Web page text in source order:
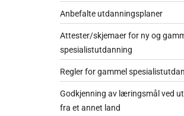
Anbefalte utdanningsplaner
Attester/skjemaer for ny og
spesialistutdanning
Regler for gammel
Godkjenning av læringsmål ved
fra et annet land